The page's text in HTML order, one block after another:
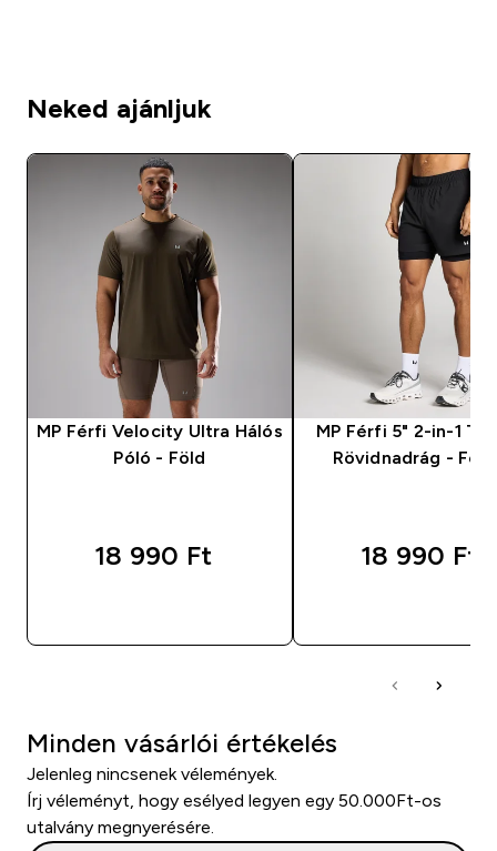
Neked ajánljuk
MP Férfi Velocity Ultra Hálós
Póló - Föld
18 990 Ft‎
MP Férfi 5" 2-in-1
Rövidnadrág -
18 990 Ft‎
Minden vásárlói értékelés
Jelenleg nincsenek vélemények.
Írj véleményt, hogy esélyed legyen egy 50.000Ft-os
utalvány megnyerésére.